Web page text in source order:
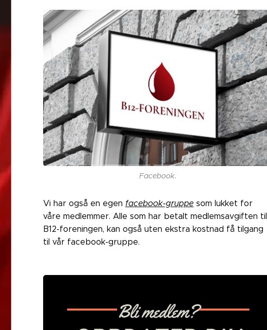
Facebook.
Vi har også en egen facebook-gruppe som lukket for
våre medlemmer. Alle som har betalt medlemsavgiften til
B12-foreningen, kan også uten ekstra kostnad få tilgang
til vår facebook-gruppe.